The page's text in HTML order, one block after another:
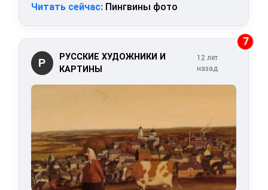
Читать сейчас: Пингвины фото
7
Р
РУССКИЕ ХУДОЖНИКИ И
КАРТИНЫ
12 лет
назад